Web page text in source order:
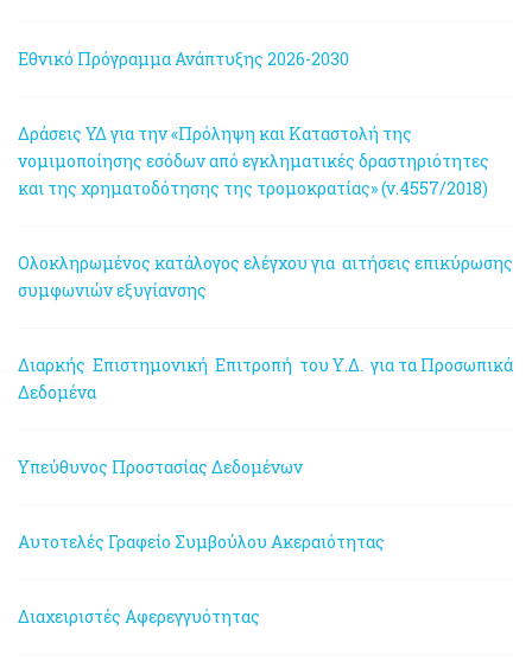
Εθνικό Πρόγραμμα Ανάπτυξης 2026-2030
Δράσεις ΥΔ για την «Πρόληψη και Καταστολή της
νομιμοποίησης εσόδων από εγκληματικές δραστηριότητες
και της χρηματοδότησης της τρομοκρατίας» (ν.4557/2018)
Ολοκληρωμένος κατάλογος ελέγχου για αιτήσεις επικύρωσης
συμφωνιών εξυγίανσης
Διαρκής Επιστημονική Επιτροπή του Υ.Δ. για τα Προσωπικά
Δεδομένα
Υπεύθυνος Προστασίας Δεδομένων
Αυτοτελές Γραφείο Συμβούλου Ακεραιότητας
Διαχειριστές Αφερεγγυότητας